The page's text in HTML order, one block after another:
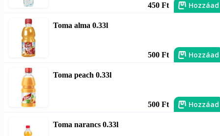
450 Ft Hozzáad
Toma alma 0.33l
500 Ft Hozzáad
Toma peach 0.33l
500 Ft Hozzáad
Toma narancs 0.33l